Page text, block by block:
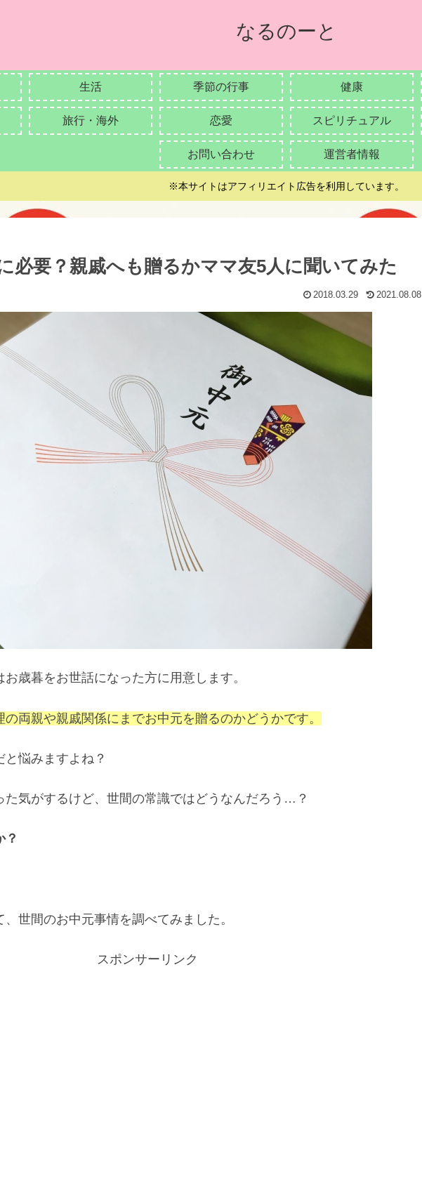
なるのーと
生活 季節の行事 健康
旅行・海外 恋愛 スピリチュアル
お問い合わせ 運営者情報
※本サイトはアフィリエイト広告を利用しています。
必要？親戚へも贈るかママ友5人に聞いてみた
2018.03.29 2021.08.08
歳暮をお世話になった方に用意します。
両親や親戚関係にまでお中元を贈るのかどうかです。
悩みますよね？
た気がするけど、世間の常識ではどうなんだろう…？
？
世間のお中元事情を調べてみました。
スポンサーリンク